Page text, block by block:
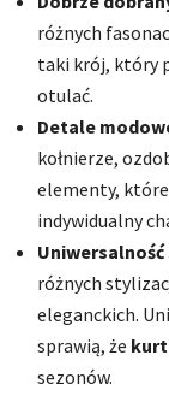
różnych
taki krój, który
otulać.
Detale
kołnierze,
elementy,
indywidualny
różnych
eleganckich.
sprawią, że
sezonów.